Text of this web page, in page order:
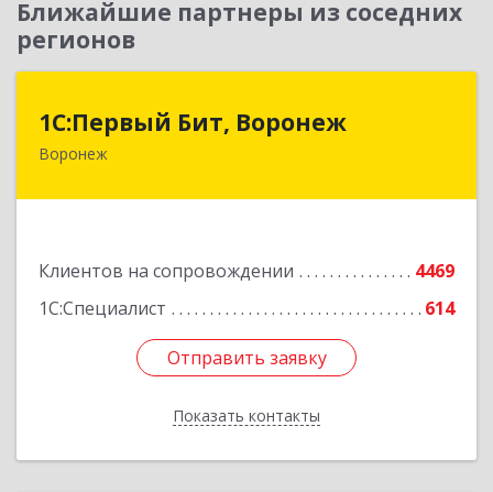
Ближайшие партнеры из соседних
регионов
1С:Первый Бит, Воронеж
Воронеж
Клиентов на сопровождении
4469
1С:Специалист
614
Отправить заявку
Показать контакты
1С:Первый Бит, Воронеж
394006, Воронежская обл, Воронеж г, 20-летия
Отправить заявку
Назад